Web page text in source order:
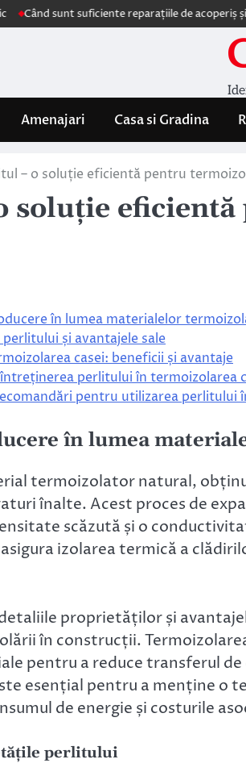
sunt suficiente reparațiile de acoperiș și când
Amenajari Casa si Gradina
– o soluție eficientă pentru
soluție
în lumea materialelor
și avantajele sale
casei: beneficii și avantaje
perlitului în termoizolarea
pentru utilizarea perlitului
în lumea
termoizolator natural,
înalte. Acest proces de
scăzută și o
izolarea termică a
proprietăților și
în construcții.
pentru a reduce transferul
esențial pentru a menține o
de energie și costurile
perlitului